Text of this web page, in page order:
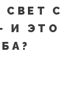
С
И ЭТО